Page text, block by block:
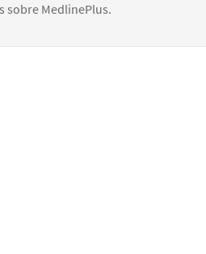
sobre MedlinePlus.